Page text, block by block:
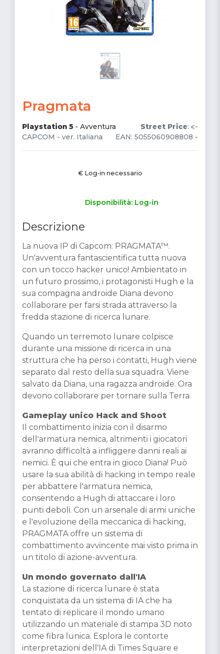
Pragmata
Street Price: €-
Playstation 5 - Avventura
EAN: 5055060908808 -
CAPCOM - ver. Italiana
€ Log-in necessario
Disponibilità: Log-in
Descrizione
La nuova IP di Capcom: PRAGMATA™.
Un'avventura fantascientifica tutta nuova
con un tocco hacker unico! Ambientato in
un futuro prossimo, i protagonisti Hugh e la
sua compagna androide Diana devono
collaborare per farsi strada attraverso la
fredda stazione di ricerca lunare.
Quando un terremoto lunare colpisce
durante una missione di ricerca in una
struttura che ha perso i contatti, Hugh viene
separato dal resto della sua squadra. Viene
salvato da Diana, una ragazza androide. Ora
devono collaborare per tornare sulla Terra.
Gameplay unico Hack and Shoot
Il combattimento inizia con il disarmo
dell'armatura nemica, altrimenti i giocatori
avranno difficoltà a infliggere danni reali ai
nemici. È qui che entra in gioco Diana! Può
usare la sua abilità di hacking in tempo reale
per abbattere l'armatura nemica,
consentendo a Hugh di attaccare i loro
punti deboli. Con un arsenale di armi uniche
e l'evoluzione della meccanica di hacking,
PRAGMATA offre un sistema di
combattimento avvincente mai visto prima in
un titolo di azione-avventura.
Un mondo governato dall'IA
La stazione di ricerca lunare è stata
conquistata da un sistema di IA che ha
tentato di replicare il mondo umano
utilizzando un materiale di stampa 3D noto
come fibra lunica. Esplora le contorte
interpretazioni dell'IA di Times Square e